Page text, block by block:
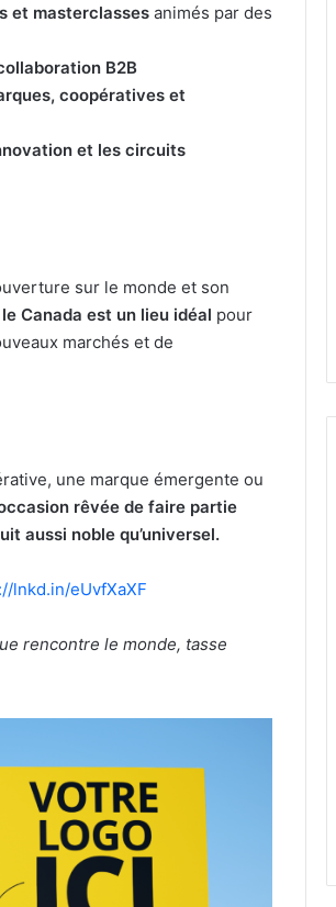
et masterclasses animés par des
B2B
coopératives et
et les circuits
sur le monde et son
le Canada est un lieu idéal pour
marchés et de
une marque émergente ou
rêvée de faire partie
aussi noble qu’universel.
lnkd.in/eUvfXaXF
rencontre le monde, tasse